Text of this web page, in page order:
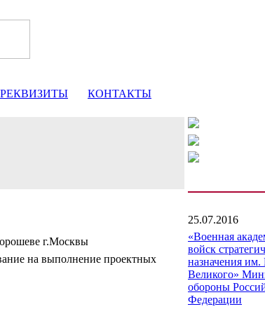
РЕКВИЗИТЫ КОНТАКТЫ
г.Москвы
на выполнение проектных
25.07.2016
«Военная
войск
назначения им.
Великого»
обороны
Федерации